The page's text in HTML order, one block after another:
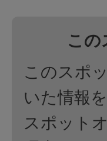
この
このスポ
いた情報
スポット